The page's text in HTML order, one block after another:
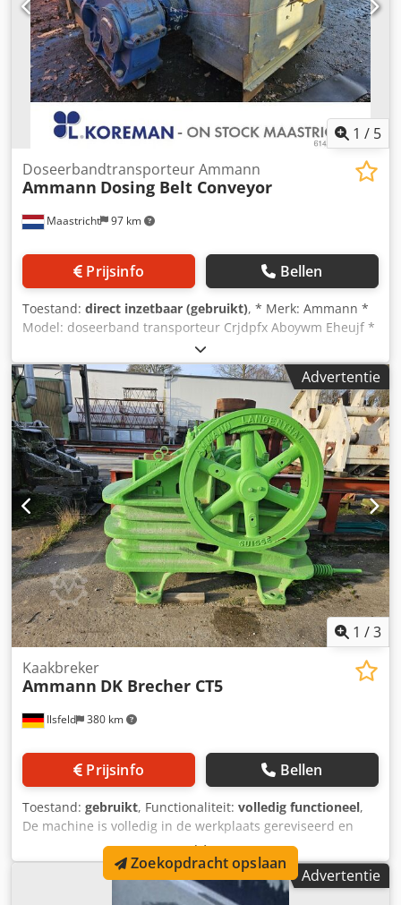
1 / 5
Maastricht 97 km
Doseerbandtransporteur Ammann
Ammann Dosing Belt Conveyor
Prijsinfo Bellen
Toestand: direct inzetbaar (gebruikt), * Merk: Ammann *
Model: doseerband transporteur Crjdpfx Aboywm Eheujf *
Type: Zware uitvoering * A-A lengte: 3100 mm *
Bandbreedte: 1200 mm * Aandrijving: 15 kW tandwielkast
* Op voorraad: 2 stuks.
Advertentie
1 /3
Ilsfeld 380 km
Kaakbreker
Ammann DK Brecher CT5
Prijsinfo Bellen
Toestand: gebruikt, Functionaliteit: volledig functioneel,
De machine is volledig in de werkplaats gereviseerd en
voorzien van nieuwe breekplaten en nieuwe zijwiggen.
Crsdpfxoy Tyaqe Abujf
Advertentie
Zoekopdracht opslaan